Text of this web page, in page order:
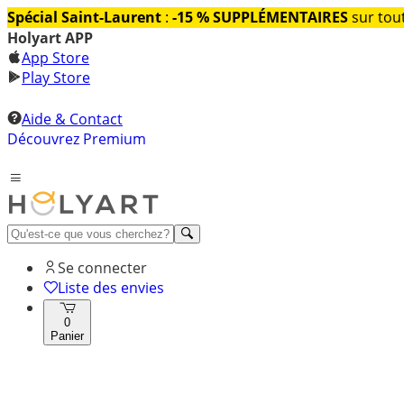
Spécial Saint-Laurent : -15 % SUPPLÉMENTAIRESsur
Holyart APP
App Store
Play Store
Aide & Contact
Découvrez Premium
Se connecter
Liste des envies
0
Panier